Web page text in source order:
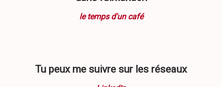
le temps d'un café
Tu peux me suivre sur les réseaux